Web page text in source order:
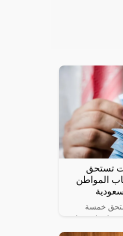
تستحق
المواطن
خمسة
لن ينزل
برنامج